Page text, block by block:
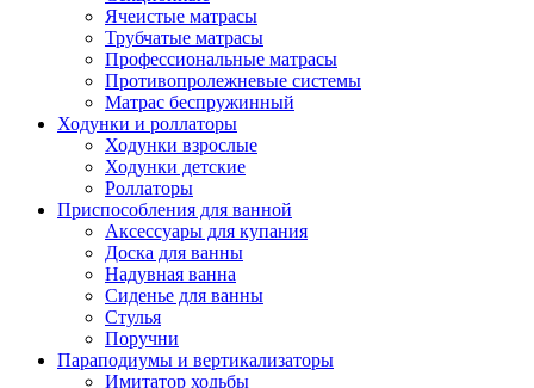
Ячеистые матрасы
Трубчатые матрасы
Профессиональные матрасы
Противопролежневые системы
Матрас беспружинный
Ходунки и роллаторы
Ходунки взрослые
Ходунки детские
Роллаторы
Приспособления для ванной
Аксессуары для купания
Доска для ванны
Надувная ванна
Сиденье для ванны
Стулья
Поручни
Параподиумы и вертикализаторы
Имитатор ходьбы